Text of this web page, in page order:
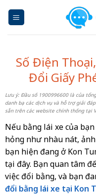
Số Điện
Đổi Giấy
Lưu ý: Đầu số 1900996600 là của
danh bạ các dịch vụ và hỗ trợ giải
sẵn trên các website chính thống tại
Nếu bằng lái xe của
hỏng như nhàu nát, ảnh
bạn hiện đang ở Kon
tại đây. Bạn quan tâm
việc đổi bằng, và bạn
đổi bằng lái xe tại Kon